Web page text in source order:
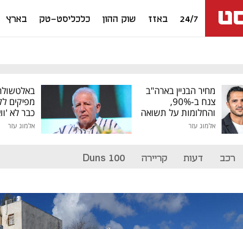
24/7 באזז שוק ההון כלכליסט-טק בארץ
מחיר הבניין בארה"ב
צנח ב-90%,
והחלומות על תשואה
גבוהה התנפצו
אלמוג עזר
מפיקים
כבר לא
של גילעד"
אלמוג עזר
רכב דעות קריירה Duns 100